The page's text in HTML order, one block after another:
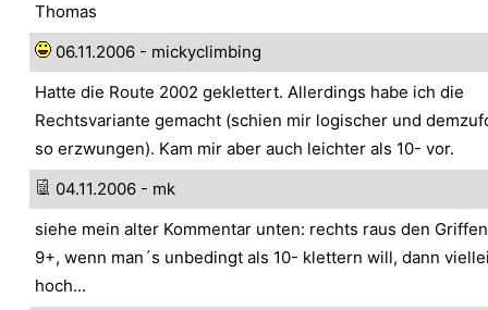
Thomas
06.11.2006 - mickyclimbing
Hatte die Route 2002 geklettert. Allerdings habe ich die
Rechtsvariante gemacht (schien mir logischer und
so erzwungen). Kam mir aber auch leichter als 10- vor.
04.11.2006 - mk
siehe mein alter Kommentar unten: rechts raus den
9+, wenn man´s unbedingt als 10- klettern will, dann
hoch...